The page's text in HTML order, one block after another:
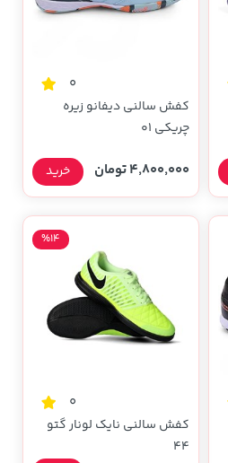
0
کفش سالنی دیفانو زیره
چریکی ۰۱
4,800,000 تومان خرید
0
کفش سالنی نایک لونار گتو
۴۴
%14